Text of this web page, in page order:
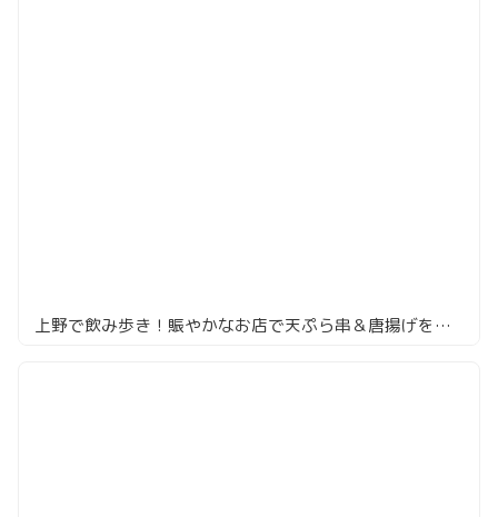
上野で飲み歩き！賑やかなお店で天ぷら串＆唐揚げを食らう！